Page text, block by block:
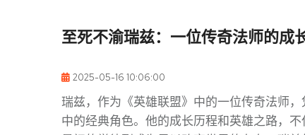
至死不渝瑞兹：一位传奇法师的成
2025-05-16 10:06:00
瑞兹，作为《英雄联盟》中的一位传奇法师
中的经典角色。他的成长历程和英雄之路，